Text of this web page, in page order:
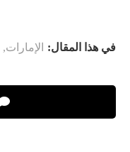
في هذا المقال: الإمارات,